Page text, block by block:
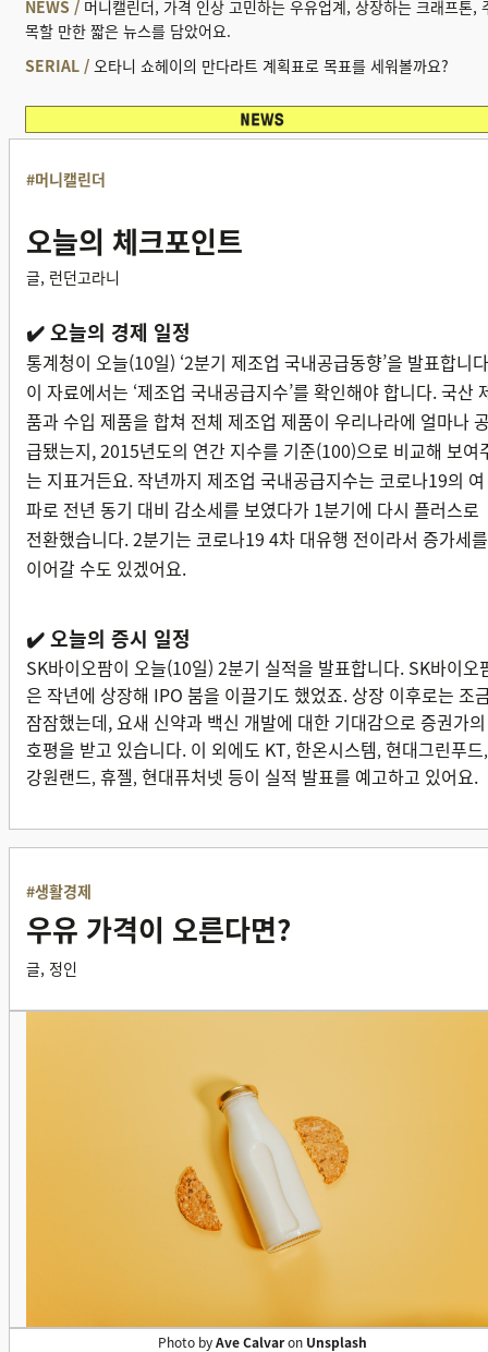
NEWS / 머니캘린더, 가격 인상 고민하는 우유업계, 상장하는 크래프톤,
목할 만한 짧은 뉴스를 담았어요.
SERIAL / 오타니 쇼헤이의 만다라트 계획표로 목표를 세워볼까요?
#머니캘린더
오늘의 체크포인트
글, 런던고라니
✔️ 오늘의 경제 일정
통계청이 오늘(10일) ‘2분기 제조업 국내공급동향’을 발표합니
이 자료에서는 ‘제조업 국내공급지수’를 확인해야 합니다. 국산
품과 수입 제품을 합쳐 전체 제조업 제품이 우리나라에 얼마나
급됐는지, 2015년도의 연간 지수를 기준(100)으로 비교해 보여
는 지표거든요. 작년까지 제조업 국내공급지수는 코로나19의 여
파로 전년 동기 대비 감소세를 보였다가 1분기에 다시 플러스로
전환했습니다. 2분기는 코로나19 4차 대유행 전이라서 증가세를
이어갈 수도 있겠어요.
✔️ 오늘의 증시 일정
SK바이오팜이 오늘(10일) 2분기 실적을 발표합니다. SK바이오
은 작년에 상장해 IPO 붐을 이끌기도 했었죠. 상장 이후로는 조
잠잠했는데, 요새 신약과 백신 개발에 대한 기대감으로 증권가의
호평을 받고 있습니다. 이 외에도 KT, 한온시스템, 현대그린푸드,
강원랜드, 휴젤, 현대퓨처넷 등이 실적 발표를 예고하고 있어요.
#생활경제
우유 가격이 오른다면?
글, 정인
Photo byAve Calvaron Unsplash